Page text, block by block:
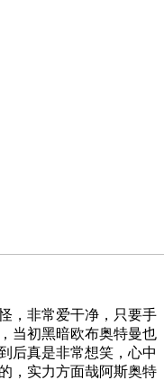
，非常爱干净，只要手
当初黑暗欧布奥特曼也
后真是非常想笑，心中
，实力方面哉阿斯奥特